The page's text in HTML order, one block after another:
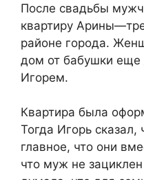
После свадьбы
квартиру
районе города.
дом от бабушки еще
Игорем.
Квартира была
Тогда Игорь сказал,
главное, что они
что муж не